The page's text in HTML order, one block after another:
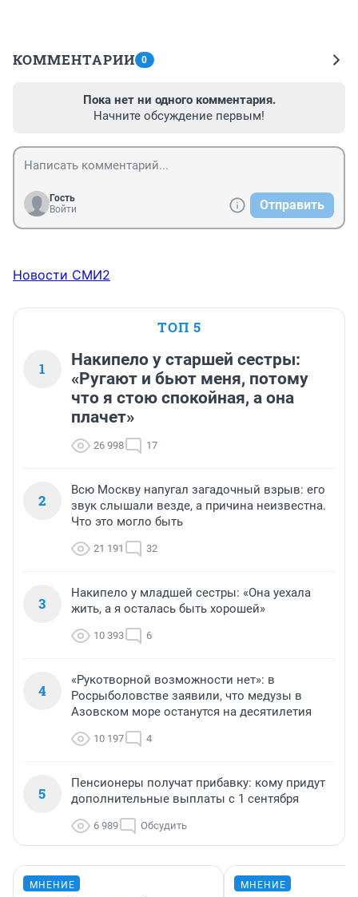
КОММЕНТАРИИ 0
Пока нет ни одного комментария.
Начните обсуждение первым!
Гость
Войти
Отправить
Новости СМИ2
ТОП 5
1
Накипело у старшей сестры:
«Ругают и бьют меня, потому
что я стою спокойная, а она
плачет»
26 998 17
2
Всю Москву напугал загадочный взрыв: его
звук слышали везде, а причина неизвестна.
Что это могло быть
21 191 32
3
Накипело у младшей сестры: «Она уехала
жить, а я осталась быть хорошей»
10 393 6
4
«Рукотворной возможности нет»: в
Росрыболовстве заявили, что медузы в
Азовском море останутся на десятилетия
10 197 4
5
Пенсионеры получат прибавку: кому придут
дополнительные выплаты с 1 сентября
6 989 Обсудить
МНЕНИЕ МНЕНИЕ